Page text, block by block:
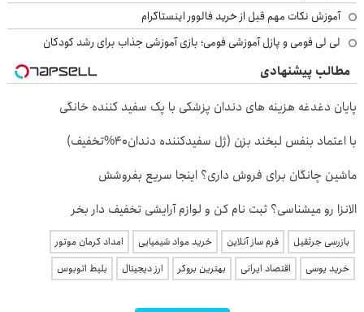
آموزش نکات مهم قبل از خرید فالوور اینستاگرام
لی لی فومی و پازل آموزشی فومی؛ بازی آموزشی جذاب برای رشد کودکان
مطالب پیشنهادی
پایان دغدغه هزینه های دندان پزشکی با پک سفید کننده خانگی
با اعتماد بنفس لبخند بزن (ژل سفیدکننده دندان40%تخفیف)
ماشین چانگان برای فروش داری؟ اینجا سریع بفروشش
الانزا رو میشناسی؟ ثبت نام کن و لوازم آرایشی تخفیف دار بخر
بازرسی جرثقیل فرم ساز آنلاین خرید مواد شیمیایی
امداد کرمان موتور
خرید یوسی
اقتصاد ایرانی بهترین بروکر ارز دیجیتال بلیط اتوبوس